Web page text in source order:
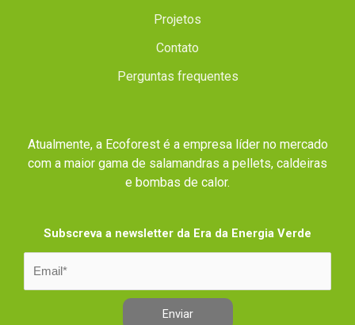
Projetos
Contato
Perguntas frequentes
Atualmente, a Ecoforest é a empresa líder no mercado
com a maior gama de salamandras a pellets, caldeiras
e bombas de calor.
Subscreva a newsletter da Era da Energia Verde
Enviar